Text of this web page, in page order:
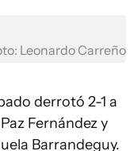
Leonardo Carreño
derrotó 2-1 a
Fernández y
Barrandeguy.